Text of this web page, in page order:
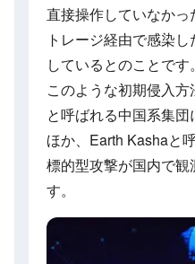
直接操作していなか
トレージ経由で感染
しているとのことです。
このような初期侵入
と呼ばれる中国系集
ほか、Earth Kashaと
標的型攻撃が国内で
す。